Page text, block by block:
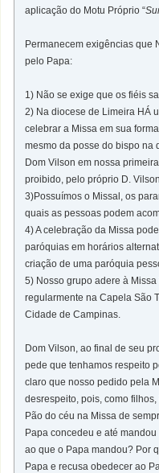
aplicação do Motu Próprio “
Permanecem exigências que
pelo Papa:
1) Não se exige que os fiéis
2) Na diocese de Limeira HÁ
celebrar a Missa em sua
mesmo da posse do bispo na
Dom Vilson em nossa
proibido, pelo próprio D.
3)Possuímos o Missal, os
quais as pessoas podem
4) A celebração da Missa
paróquias em horários
criação de uma paróquia
5) Nosso grupo adere à
regularmente na Capela São
Cidade de Campinas.
Dom Vilson, ao final de seu
pede que tenhamos respeito
claro que nosso pedido pela
desrespeito, pois, como
Pão do céu na Missa de
Papa concedeu e até
ao que o Papa mandou? Por
Papa e recusa obedecer ao